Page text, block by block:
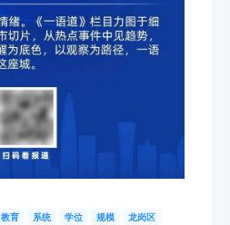
教育 系统 学位 规模 龙岗区